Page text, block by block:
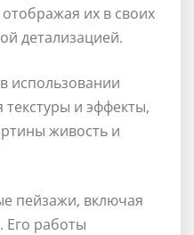
их в своих
детализацией.
использовании
текстуры и эффекты,
живость и
пейзажи, включая
Его работы